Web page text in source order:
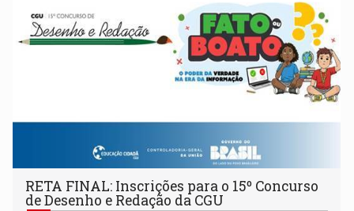
RETA FINAL: Inscrições para o 15º Concurso
de Desenho e Redação da CGU